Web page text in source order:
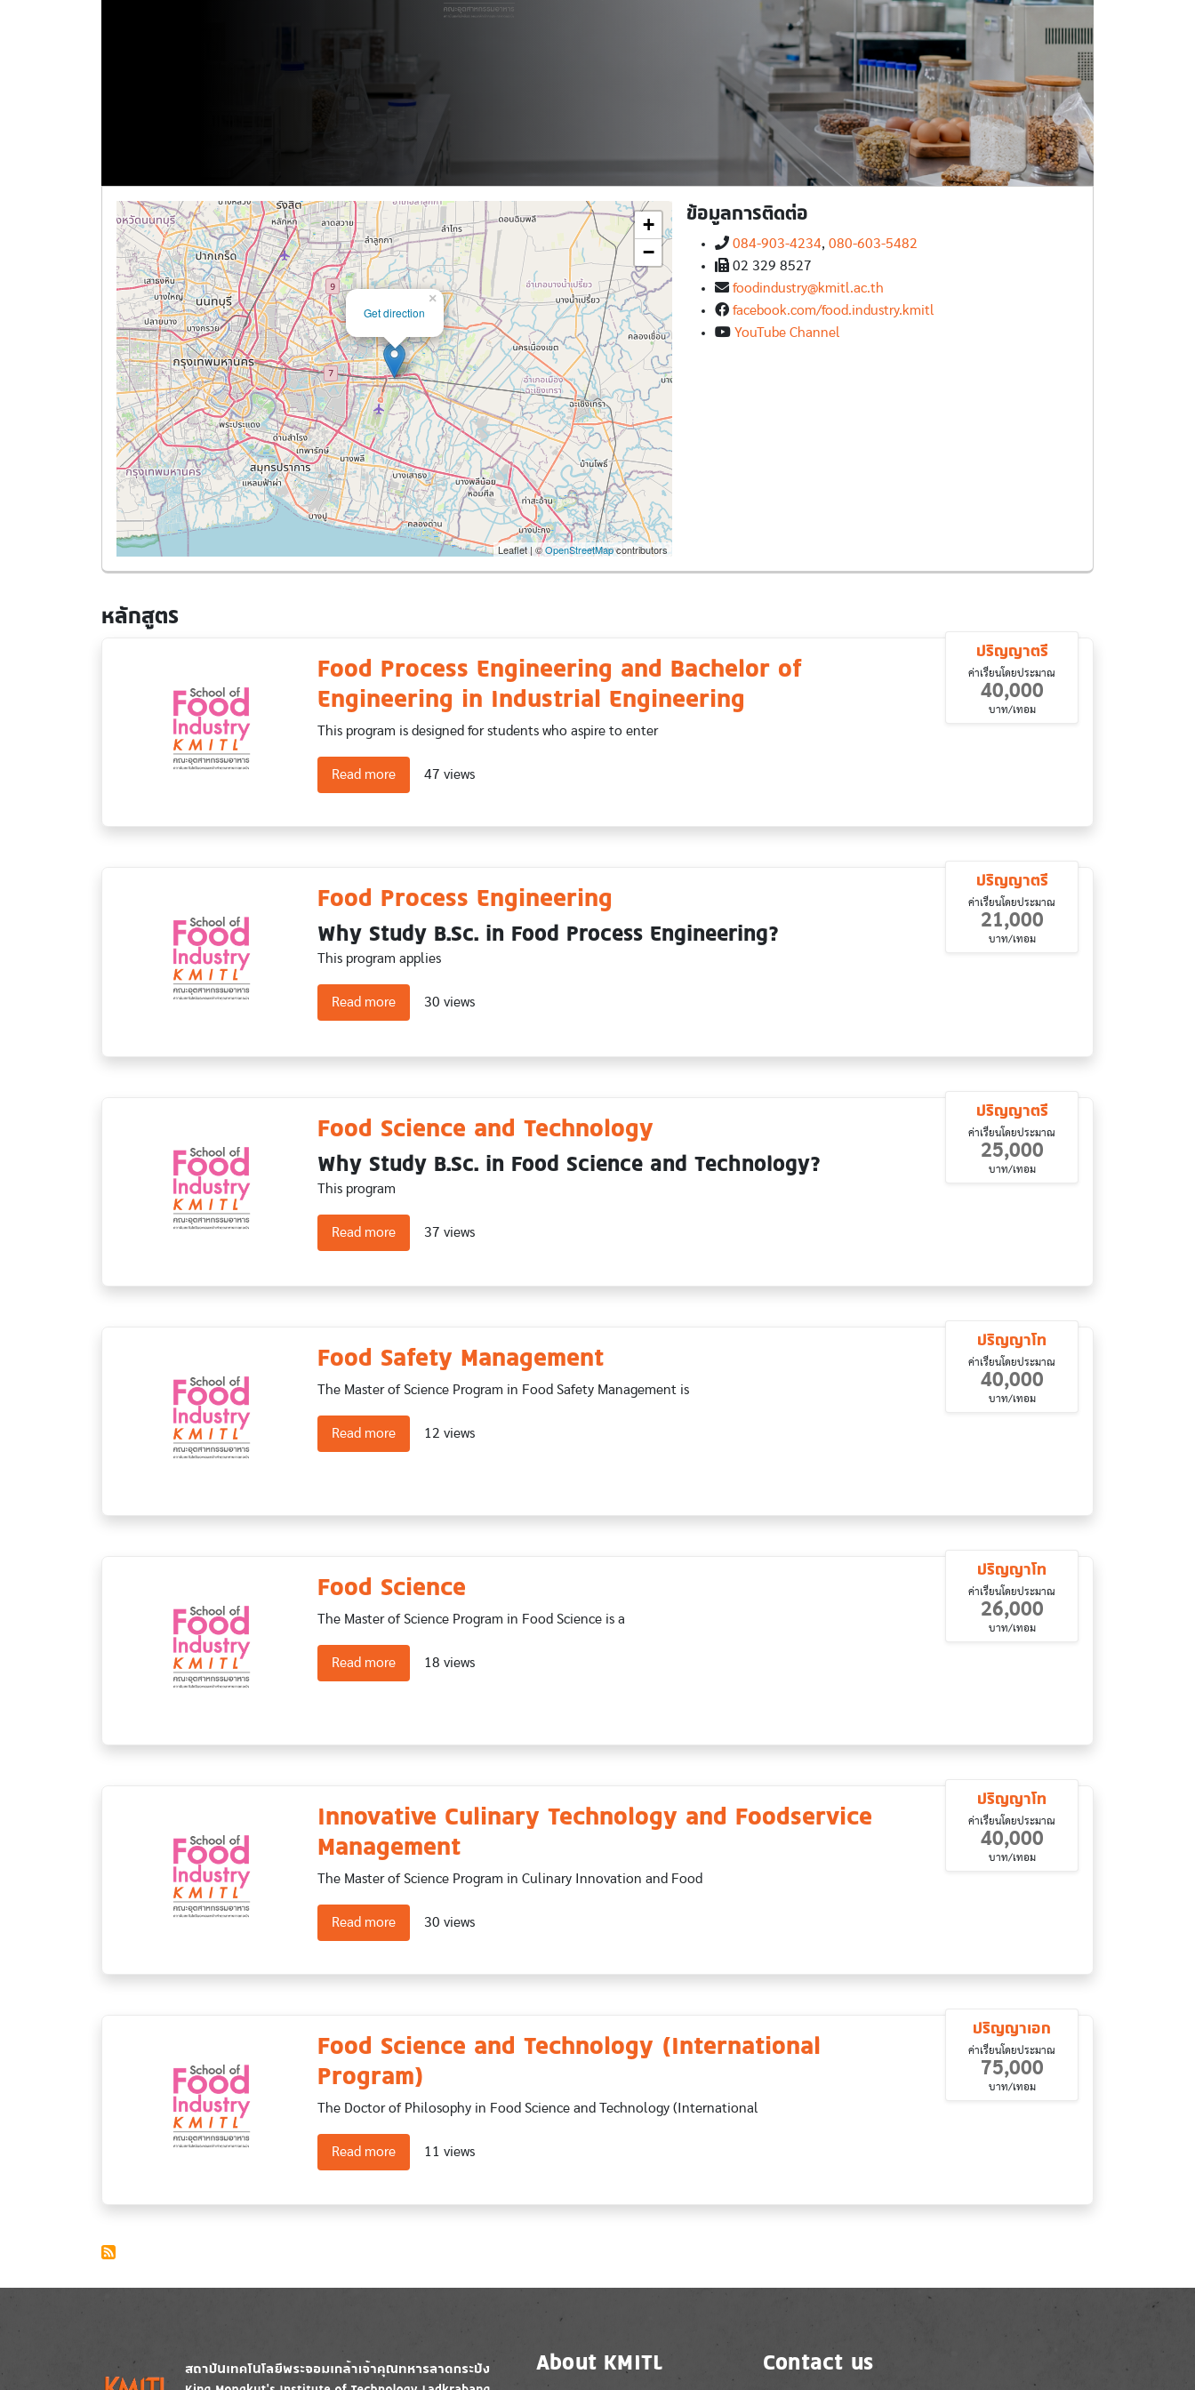
Get direction
×
+
−
Leaflet | ©OpenStreetMapcontributors
ข้อมูลการติดต่อ
084-903-4234, 080-603-5482
02 329 8527
foodindustry@kmitl.ac.th
facebook.com/food.industry.kmitl
YouTube Channel
หลักสูตร
Food Process Engineering and Bachelor of
Engineering in Industrial Engineering
This program is designed for students who aspire to enter
ปริญญาตรี
ค่าเรียนโดยประมาณ
40,000
บาท/เทอม
Read moreabout Food Process Engineering and Bachelor of Engineering in Industrial Engineering
47 views
Food Process Engineering
Why Study B.Sc. in Food Process Engineering?
This program applies
ปริญญาตรี
ค่าเรียนโดยประมาณ
21,000
บาท/เทอม
Read moreabout Food Process Engineering
30 views
Food Science and Technology
Why Study B.Sc. in Food Science and Technology?
This program
ปริญญาตรี
ค่าเรียนโดยประมาณ
25,000
บาท/เทอม
Read moreabout Food Science and Technology
37 views
Food Safety Management
The Master of Science Program in Food Safety Management is
ปริญญาโท
ค่าเรียนโดยประมาณ
40,000
บาท/เทอม
Read moreabout Food Safety Management
12 views
Food Science
The Master of Science Program in Food Science is a
ปริญญาโท
ค่าเรียนโดยประมาณ
26,000
บาท/เทอม
Read moreabout Food Science
18 views
Innovative Culinary Technology and Foodservice
Management
The Master of Science Program in Culinary Innovation and Food
ปริญญาโท
ค่าเรียนโดยประมาณ
40,000
บาท/เทอม
Read moreabout Innovative Culinary Technology and Foodservice Management
30 views
Food Science and Technology (International
Program)
The Doctor of Philosophy in Food Science and Technology (International
ปริญญาเอก
ค่าเรียนโดยประมาณ
75,000
บาท/เทอม
Read moreabout Food Science and Technology (International Program)
11 views
Image Image About KMITL Contact us